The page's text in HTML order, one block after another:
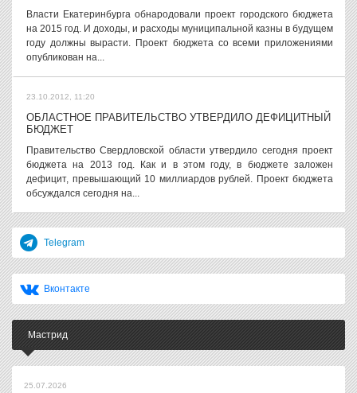
Власти Екатеринбурга обнародовали проект городского бюджета
на 2015 год. И доходы, и расходы муниципальной казны в будущем
году должны вырасти. Проект бюджета со всеми приложениями
опубликован на...
23.10.2012, 11:20
ОБЛАСТНОЕ ПРАВИТЕЛЬСТВО УТВЕРДИЛО ДЕФИЦИТНЫЙ
БЮДЖЕТ
Правительство Свердловской области утвердило сегодня проект
бюджета на 2013 год. Как и в этом году, в бюджете заложен
дефицит, превышающий 10 миллиардов рублей. Проект бюджета
обсуждался сегодня на...
Telegram
Вконтакте
Мастрид
25.07.2026